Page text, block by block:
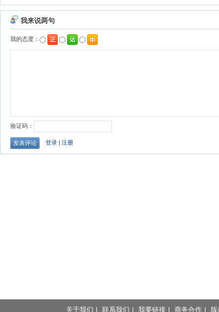
关于我们 | 联系我们 | 我要链接 | 商务合作 |